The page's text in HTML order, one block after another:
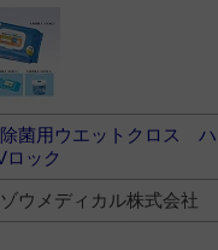
菌用ウエットクロス ハ
ロック
ウメディカル株式会社